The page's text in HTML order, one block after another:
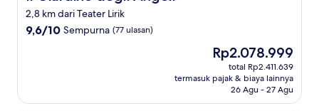
2,8 km dari Teater Lirik
9.6
9,6/10 Sempurna (77 ulasan)
Harga
sekarang
Rp2.078.999
Rp2.078.999
total Rp2.411.639
termasuk pajak & biaya lainnya
26 Agu - 27 Agu